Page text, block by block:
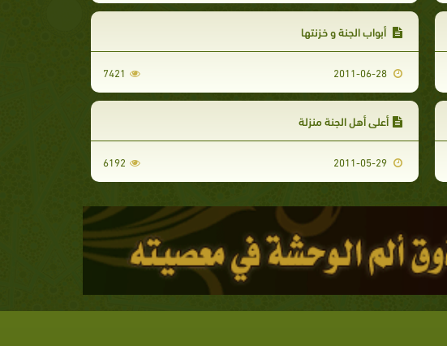
أبواب الجنة و خزنتها
2011-06-28
7421
أعلى أهل الجنة منزلة
2011-05-29
6192